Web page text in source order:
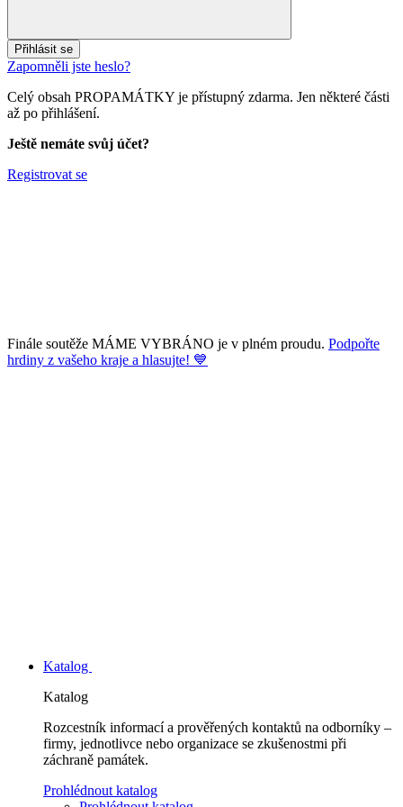
Přihlásit se
Zapomněli jste heslo?
Celý obsah PROPAMÁTKY je přístupný zdarma. Jen některé části
až po přihlášení.
Ještě nemáte svůj účet?
Registrovat se
Finále soutěže MÁME VYBRÁNO je v plném proudu. Podpořte
hrdiny z vašeho kraje a hlasujte! 💙
Katalog
Katalog
Rozcestník informací a prověřených kontaktů na odborníky –
firmy, jednotlivce nebo organizace se zkušenostmi při
záchraně památek.
Prohlédnout katalog